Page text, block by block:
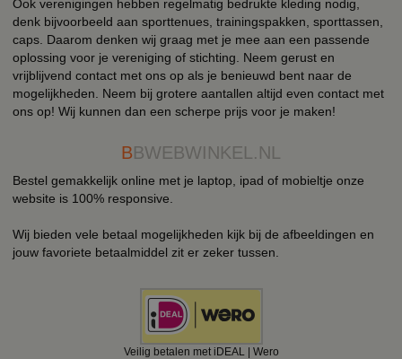
Ook verenigingen hebben regelmatig bedrukte kleding nodig,
denk bijvoorbeeld aan sporttenues, trainingspakken, sporttassen,
caps. Daarom denken wij graag met je mee aan een passende
oplossing voor je vereniging of stichting. Neem gerust en
vrijblijvend contact met ons op als je benieuwd bent naar de
mogelijkheden. Neem bij grotere aantallen altijd even contact met
ons op! Wij kunnen dan een scherpe prijs voor je maken!
BBWEBWINKEL.NL
Bestel gemakkelijk online met je laptop, ipad of mobieltje onze
website is 100% responsive.
Wij bieden vele betaal mogelijkheden kijk bij de afbeeldingen en
jouw favoriete betaalmiddel zit er zeker tussen.
Veilig betalen met iDEAL | Wero